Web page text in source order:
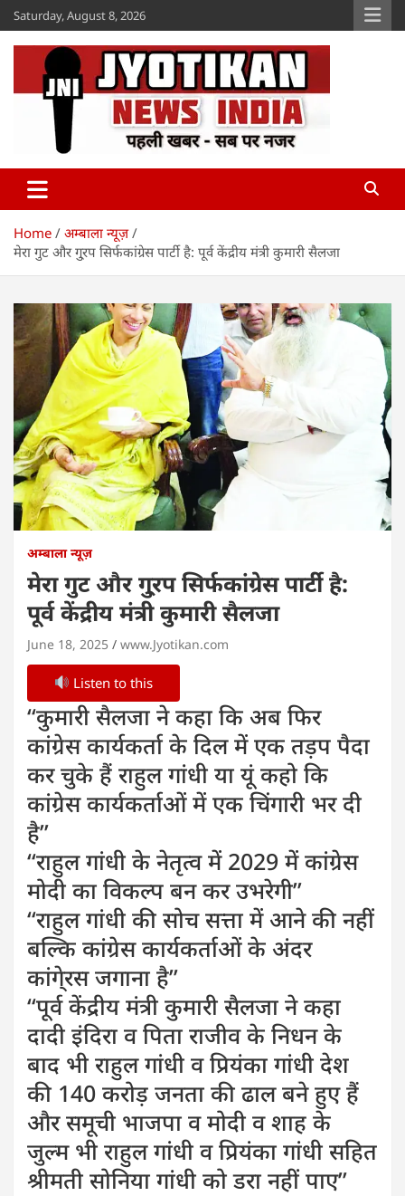
Skip
to
content
Saturday, August 8, 2026
Jyotikan
Home
अम्बाला न्यूज़
मेरा गुट और गु्रप सिर्फकांग्रेस पार्टी है: पूर्व केंद्रीय मंत्री कुमारी सैलजा
अम्बाला न्यूज़
मेरा गुट और गु्रप सिर्फकांग्रेस पार्टी है:
पूर्व केंद्रीय मंत्री कुमारी सैलजा
June 18, 2025 www.Jyotikan.com
Listen to this
‘‘कुमारी सैलजा ने कहा कि अब फिर
कांग्रेस कार्यकर्ता के दिल में एक तड़प पैदा
कर चुके हैं राहुल गांधी या यूं कहो कि
कांग्रेस कार्यकर्ताओं में एक चिंगारी भर दी
है’’
‘‘राहुल गांधी के नेतृत्व में 2029 में कांग्रेस
मोदी का विकल्प बन कर उभरेगी’’
‘‘राहुल गांधी की सोच सत्ता में आने की नहीं
बल्कि कांग्रेस कार्यकर्ताओं के अंदर
कांगे्रस जगाना है’’
‘‘पूर्व केंद्रीय मंत्री कुमारी सैलजा ने कहा
दादी इंदिरा व पिता राजीव के निधन के
बाद भी राहुल गांधी व प्रियंका गांधी देश
की 140 करोड़ जनता की ढाल बने हुए हैं
और समूची भाजपा व मोदी व शाह के
जुल्म भी राहुल गांधी व प्रियंका गांधी सहित
श्रीमती सोनिया गांधी को डरा नहीं पाए’’